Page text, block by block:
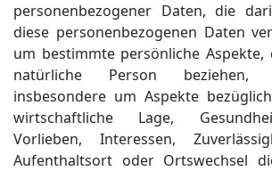
personenbezogener Daten, die
diese personenbezogenen Daten
um bestimmte persönliche
natürliche Person beziehen,
insbesondere um Aspekte
wirtschaftliche Lage,
Vorlieben, Interessen,
Aufenthaltsort oder Ortswechsel